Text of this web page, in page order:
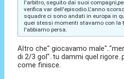
l'arbitro, seguito dai suoi
verifica var dell'episodio.L'anno
squadre ci sono andati in europa in
quei stessi momenti stavamo con la
l'abbiamo persa.
Altro che" giocavamo
di 2/3 gol"..tu dammi quel
come finisce.